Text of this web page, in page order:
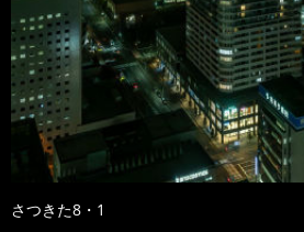
さつきた8・1